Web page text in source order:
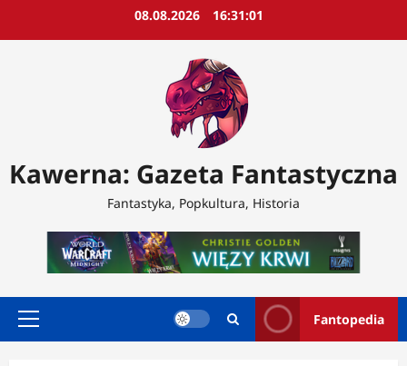
08.08.2026 16:31:03
Kawerna: Gazeta Fantastyczna
Fantastyka, Popkultura, Historia
Menu
Fantopedia